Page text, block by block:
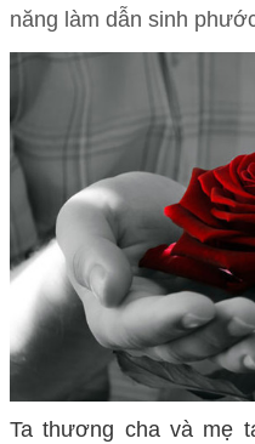
năng làm dẫn sinh
Ta thương cha và mẹ